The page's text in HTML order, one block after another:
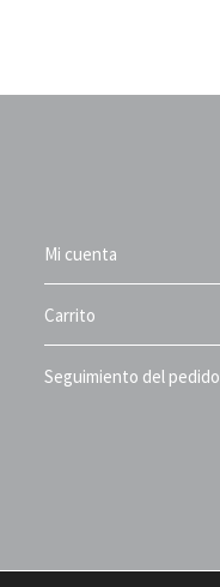
Mi cuenta
Carrito
Seguimiento del pedido